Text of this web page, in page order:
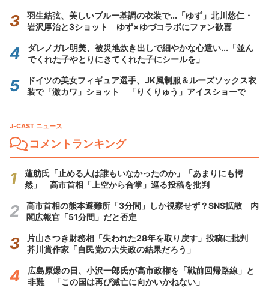
羽生結弦、美しいブルー基調の衣装で...「ゆず」北川悠仁・
岩沢厚治と3ショット ゆず×ゆづコラボにファン歓喜
ダレノガレ明美、被災地炊き出しで細やかな心遣い...「並ん
でくれた子やとりにきてくれた子にシールを」
ドイツの美女フィギュア選手、JK風制服＆ルーズソックス衣
装で「激カワ」ショット 「りくりゅう」アイスショーで
J-CAST ニュース
コメントランキング
蓮舫氏「止める人は誰もいなかったのか」「あまりにも愕
然」 高市首相「上空から合掌」巡る投稿を批判
高市首相の熊本避難所「3分間」しか視察せず？SNS拡散 内
閣広報官「51分間」だと否定
片山さつき財務相「失われた28年を取り戻す」投稿に批判
芥川賞作家「自民党の大失政の結果だろう」
広島原爆の日、小沢一郎氏が高市政権を「戦前回帰路線」と
非難 「この国は再び滅亡に向かいかねない」